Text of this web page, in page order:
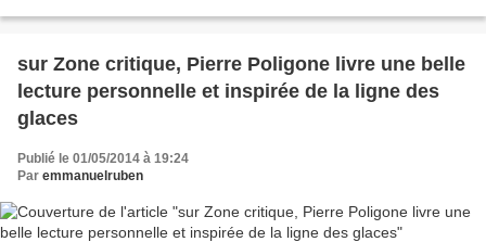
sur Zone critique, Pierre Poligone livre une belle
lecture personnelle et inspirée de la ligne des
glaces
Publié le 01/05/2014 à 19:24
Par emmanuelruben